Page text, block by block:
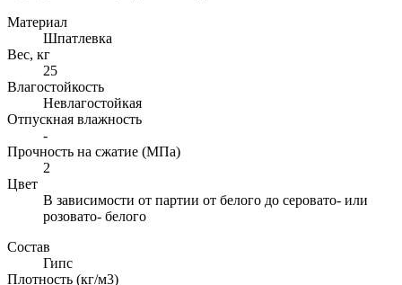
Материал
Шпатлевка
Вес, кг
25
Влагостойкость
Невлагостойкая
Отпускная влажность
-
Прочность на сжатие (МПа)
2
Цвет
В зависимости от партии от белого до серовато- или
розовато- белого
Состав
Гипс
Плотность (кг/м3)